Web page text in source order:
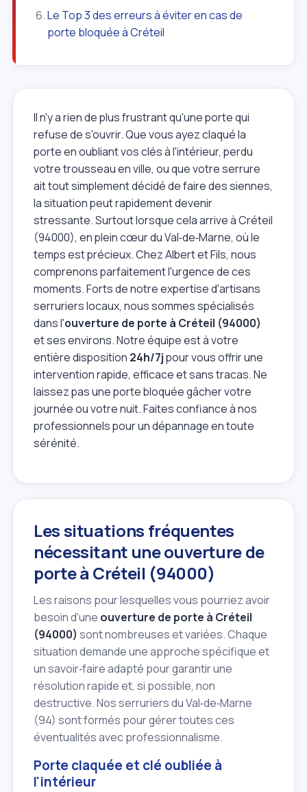
Le Top 3 des erreurs à éviter en cas de
porte bloquée à Créteil
Il n'y a rien de plus frustrant qu'une porte qui
refuse de s'ouvrir. Que vous ayez claqué la
porte en oubliant vos clés à l'intérieur, perdu
votre trousseau en ville, ou que votre serrure
ait tout simplement décidé de faire des siennes,
la situation peut rapidement devenir
stressante. Surtout lorsque cela arrive à Créteil
(94000), en plein cœur du Val‑de‑Marne, où le
temps est précieux. Chez Albert et Fils, nous
comprenons parfaitement l'urgence de ces
moments. Forts de notre expertise d'artisans
serruriers locaux, nous sommes spécialisés
dans l'ouverture de porte à Créteil (94000)
et ses environs. Notre équipe est à votre
entière disposition 24h/7jpour vous offrir une
intervention rapide, efficace et sans tracas. Ne
laissez pas une porte bloquée gâcher votre
journée ou votre nuit. Faites confiance à nos
professionnels pour un dépannage en toute
sérénité.
Les situations fréquentes
nécessitant une ouverture de
porte à Créteil (94000)
Les raisons pour lesquelles vous pourriez avoir
besoin d'une ouverture de porte à Créteil
(94000) sont nombreuses et variées. Chaque
situation demande une approche spécifique et
un savoir‑faire adapté pour garantir une
résolution rapide et, si possible, non
destructive. Nos serruriers du Val‑de‑Marne
(94) sont formés pour gérer toutes ces
éventualités avec professionnalisme.
Porte claquée et clé oubliée à
l'intérieur